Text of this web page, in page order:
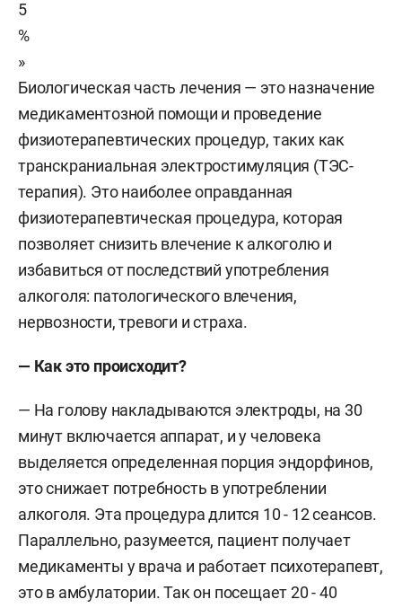
5
%
»
Биологическая часть лечения — это назначение
медикаментозной помощи и проведение
физиотерапевтических процедур, таких как
транскраниальная электростимуляция (ТЭС-
терапия). Это наиболее оправданная
физиотерапевтическая процедура, которая
позволяет снизить влечение к алкоголю и
избавиться от последствий употребления
алкоголя: патологического влечения,
нервозности, тревоги и страха.
— Как это происходит?
— На голову накладываются электроды, на 30
минут включается аппарат, и у человека
выделяется определенная порция эндорфинов,
это снижает потребность в употреблении
алкоголя. Эта процедура длится 10 - 12 сеансов.
Параллельно, разумеется, пациент получает
медикаменты у врача и работает психотерапевт,
это в амбулатории. Так он посещает 20 - 40